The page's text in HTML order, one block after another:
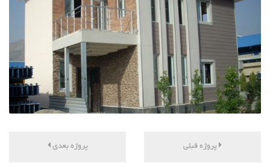
پروژه قبلی پروژه بعدی